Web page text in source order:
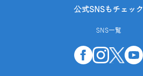
公式SNSもチェック
SNS一覧